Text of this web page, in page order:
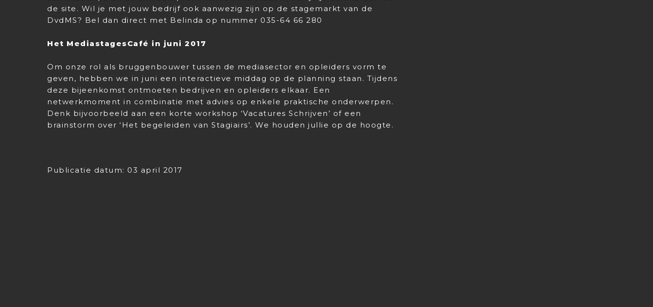
de site. Wil je met jouw bedrijf ook aanwezig zijn op de stagemarkt van de
DvdMS? Bel dan direct met Belinda op nummer 035-64 66 280
Het MediastagesCafé in juni 2017
Om onze rol als bruggenbouwer tussen de mediasector en opleiders vorm te
geven, hebben we in juni een interactieve middag op de planning staan. Tijdens
deze bijeenkomst ontmoeten bedrijven en opleiders elkaar. Een
netwerkmoment in combinatie met advies op enkele praktische onderwerpen.
Denk bijvoorbeeld aan een korte workshop ‘Vacatures Schrijven’ of een
brainstorm over ‘Het begeleiden van Stagiairs’. We houden jullie op de hoogte.
Publicatie datum: 03 april 2017